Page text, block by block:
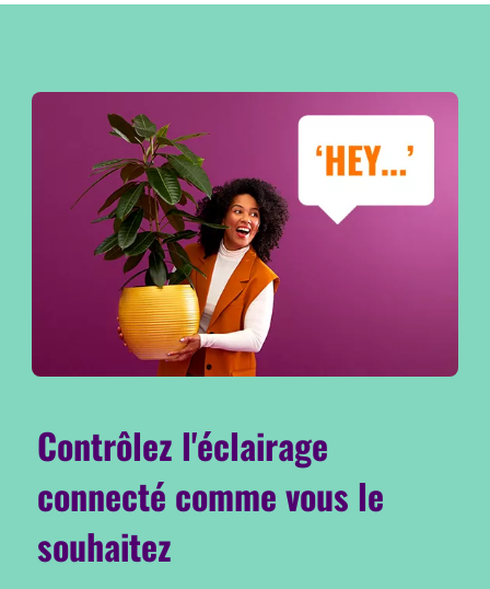
Contrôlez l'éclairage
connecté comme vous le
souhaitez